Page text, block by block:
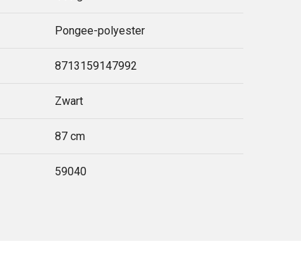
Pongee-polyester
8713159147992
Zwart
87 cm
59040